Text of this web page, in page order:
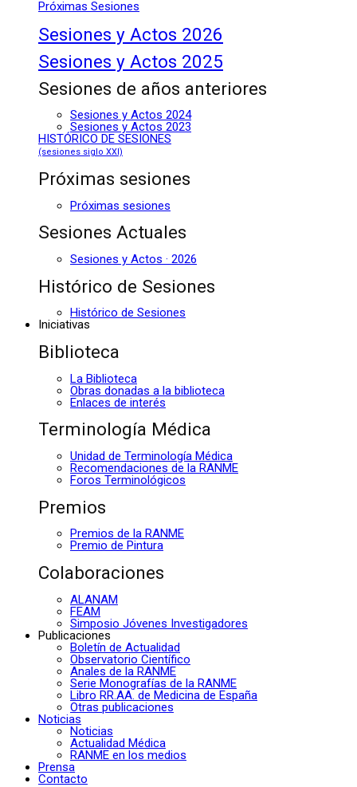
Próximas Sesiones
Sesiones y Actos 2026
Sesiones y Actos 2025
Sesiones de años anteriores
Sesiones y Actos 2024
Sesiones y Actos 2023
HISTÓRICO DE SESIONES
(sesiones siglo XXI)
Próximas sesiones
Próximas sesiones
Sesiones Actuales
Sesiones y Actos · 2026
Histórico de Sesiones
Histórico de Sesiones
Iniciativas
Biblioteca
La Biblioteca
Obras donadas a la biblioteca
Enlaces de interés
Terminología Médica
Unidad de Terminología Médica
Recomendaciones de la RANME
Foros Terminológicos
Premios
Premios de la RANME
Premio de Pintura
Colaboraciones
ALANAM
FEAM
Simposio Jóvenes Investigadores
Publicaciones
Boletín de Actualidad
Observatorio Científico
Anales de la RANME
Serie Monografías de la RANME
Libro RR.AA. de Medicina de España
Otras publicaciones
Noticias
Noticias
Actualidad Médica
RANME en los medios
Prensa
Contacto